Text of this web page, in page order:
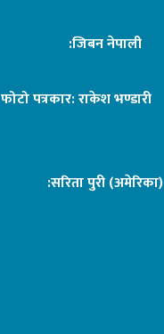
:जिबन नेपाली
फोटो पत्रकार: राकेश भण्डारी
:सरिता पुरी (अमेरिका)